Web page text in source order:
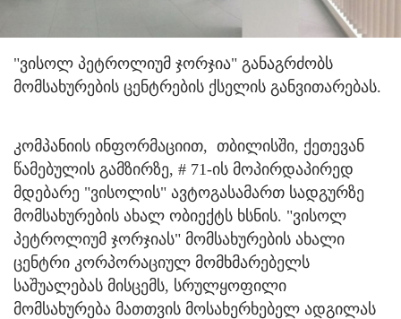
"ვისოლ პეტროლიუმ ჯორჯია" განაგრძობს
მომსახურების ცენტრების ქსელის განვითარებას.
კომპანიის ინფორმაციით, თბილისში, ქეთევან
წამებულის გამზირზე, # 71-ის მოპირდაპირედ
მდებარე "ვისოლის" ავტოგასამართ სადგურზე
მომსახურების ახალ ობიექტს ხსნის. "ვისოლ
პეტროლიუმ ჯორჯიას" მომსახურების ახალი
ცენტრი კორპორაციულ მომხმარებელს
საშუალებას მისცემს, სრულყოფილი
მომსახურება მათთვის მოსახერხებელ ადგილას